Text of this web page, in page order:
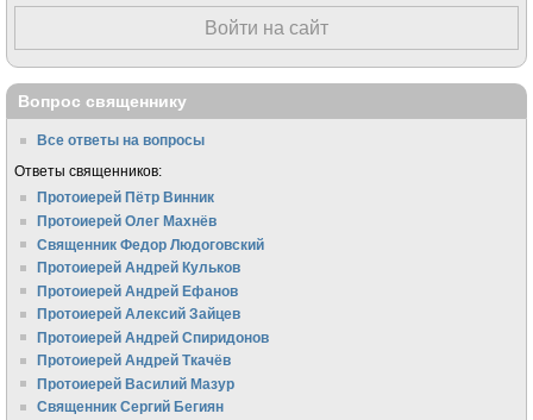
Войти на сайт
Вопрос священнику
Все ответы на вопросы
Ответы священников:
Протоиерей Пётр Винник
Протоиерей Олег Махнёв
Священник Федор Людоговский
Протоиерей Андрей Кульков
Протоиерей Андрей Ефанов
Протоиерей Алексий Зайцев
Протоиерей Андрей Спиридонов
Протоиерей Андрей Ткачёв
Протоиерей Василий Мазур
Священник Сергий Бегиян